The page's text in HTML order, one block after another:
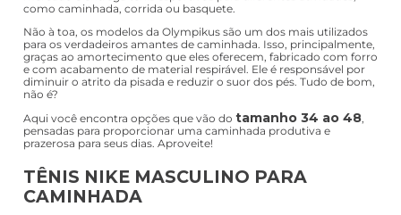
como caminhada, corrida ou basquete.
Não à toa, os modelos da Olympikus são um dos mais utilizados
para os verdadeiros amantes de caminhada. Isso, principalmente,
graças ao amortecimento que eles oferecem, fabricado com forro
e com acabamento de material respirável. Ele é responsável por
diminuir o atrito da pisada e reduzir o suor dos pés. Tudo de bom,
não é?
Aqui você encontra opções que vão do tamanho 34 ao 48,
pensadas para proporcionar uma caminhada produtiva e
prazerosa para seus dias. Aproveite!
TÊNIS NIKE MASCULINO PARA
CAMINHADA